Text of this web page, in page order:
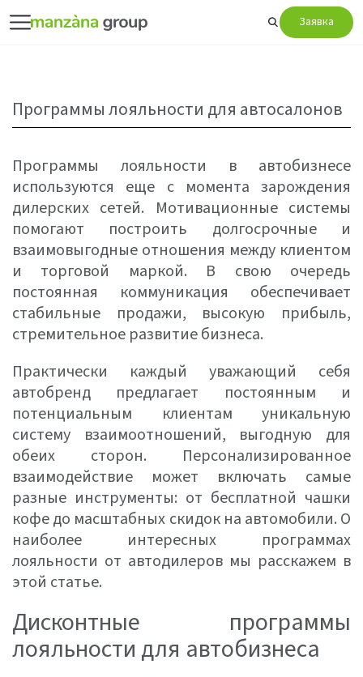
Заявка
Программы лояльности для автосалонов
Программы лояльности в автобизнесе
используются еще с момента зарождения
дилерских сетей. Мотивационные системы
помогают построить долгосрочные и
взаимовыгодные отношения между клиентом
и торговой маркой. В свою очередь
постоянная коммуникация обеспечивает
стабильные продажи, высокую прибыль,
стремительное развитие бизнеса.
Практически каждый уважающий себя
автобренд предлагает постоянным и
потенциальным клиентам уникальную
систему взаимоотношений, выгодную для
обеих сторон. Персонализированное
взаимодействие может включать самые
разные инструменты: от бесплатной чашки
кофе до масштабных скидок на автомобили. О
наиболее интересных программах
лояльности от автодилеров мы расскажем в
этой статье.
Дисконтные программы
лояльности для автобизнеса